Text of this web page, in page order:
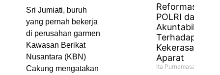
Sri Jumiati, buruh
yang pernah bekerja
di perusahan garmen
Kawasan Berikat
Nusantara (KBN)
Cakung mengatakan
Reformasi
POLRI dan
Akuntabilitas
Terhadap
Kekerasan
Aparat
Ita Purnamasari